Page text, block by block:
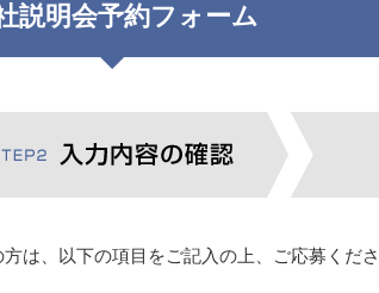
説明会予約フォーム
は、以下の項目をご記入の上、ご応募くだ